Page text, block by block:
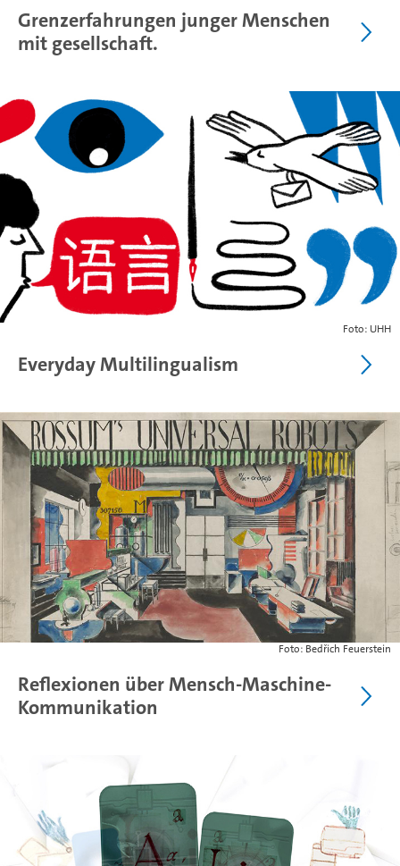
Grenzerfahrungen junger Menschen
mit gesellschaft.
Foto: UHH
Everyday Multilingualism
Foto: Bedřich Feuerstein
Reflexionen über Mensch-Maschine-
Kommunikation